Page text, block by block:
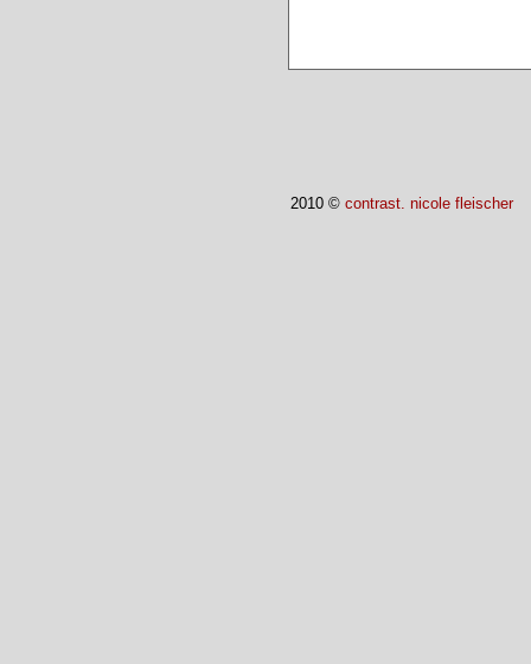
2010 © contrast. nicole fleischer